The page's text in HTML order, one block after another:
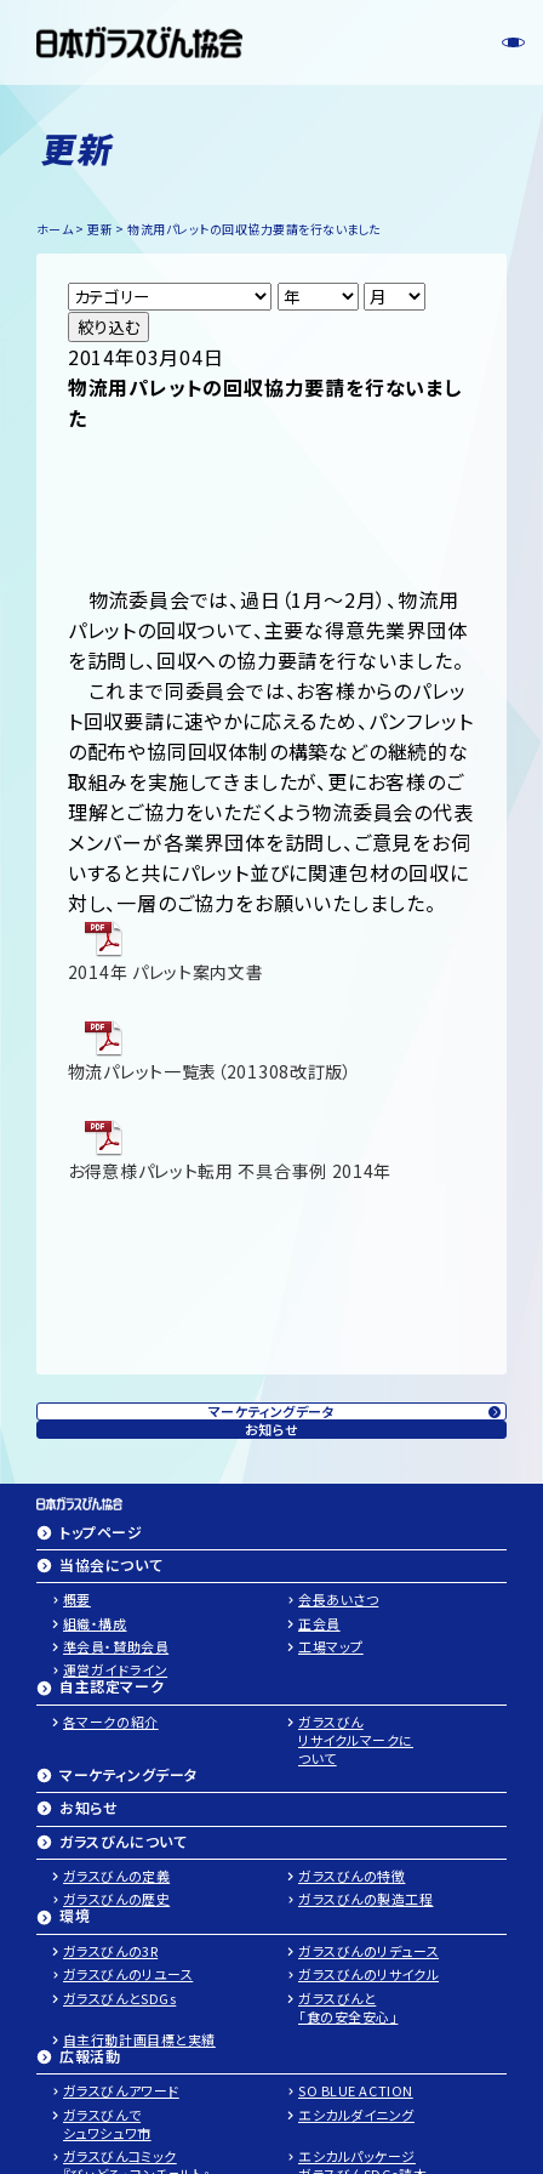
更新
ホーム 更新 物流用パレットの回収協力要請を行ないました
絞り込む
2014年03月04日
物流用パレットの回収協力要請を行ないまし
た
物流委員会では、過日（1月～2月）、物流用
パレットの回収ついて、主要な得意先業界団体
を訪問し、回収への協力要請を行ないました。
これまで同委員会では、お客様からのパレッ
ト回収要請に速やかに応えるため、パンフレット
の配布や協同回収体制の構築などの継続的な
取組みを実施してきましたが、更にお客様のご
理解とご協力をいただくよう物流委員会の代表
メンバーが各業界団体を訪問し、ご意見をお伺
いすると共にパレット並びに関連包材の回収に
対し、一層のご協力をお願いいたしました。
2014年 パレット案内文書
物流パレット一覧表（201308改訂版）
お得意様パレット転用 不具合事例 2014年
マーケティングデータ
お知らせ
トップページ
当協会について
概要
会長あいさつ
組織・構成
正会員
準会員・賛助会員
工場マップ
運営ガイドライン
自主認定マーク
各マークの紹介
ガラスびん
リサイクルマークに
ついて
マーケティングデータ
お知らせ
ガラスびんについて
ガラスびんの定義
ガラスびんの特徴
ガラスびんの歴史
ガラスびんの製造工程
環境
ガラスびんの3R
ガラスびんのリデュース
ガラスびんのリユース
ガラスびんのリサイクル
ガラスびんとSDGs
ガラスびんと
「食の安全安心」
自主行動計画目標と実績
広報活動
ガラスびんアワード
SO BLUE ACTION
ガラスびんで
シュワシュワ市
エシカルダイニング
ガラスびんコミック
エシカルパッケージ